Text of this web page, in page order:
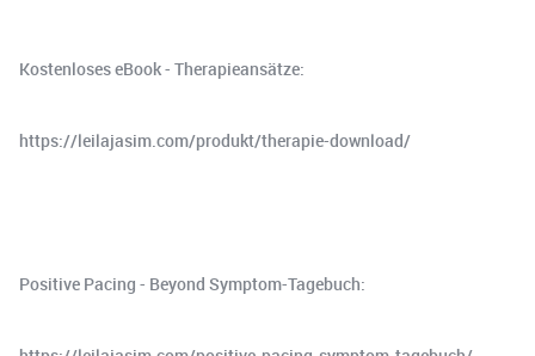
Kostenloses eBook - Therapieansätze:
⁠https://leilajasim.com/produkt/therapie-download/⁠
Positive Pacing - Beyond Symptom-Tagebuch: